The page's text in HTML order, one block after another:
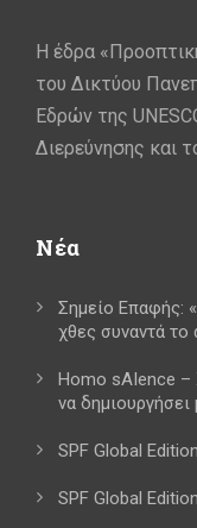
Η έδρα
του Δικτύου
Εδρών της
Διερεύνησης και
Νέα
Σημείο Επαφής:
χθες συναντά το
Homo sAIence –
να δημιουργήσει
SPF Global Edition
SPF Global Edition